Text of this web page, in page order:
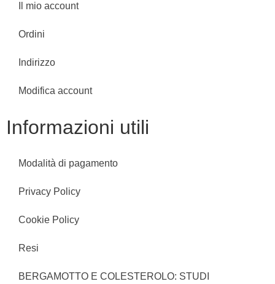
Il mio account
Ordini
Indirizzo
Modifica account
Informazioni utili
Modalità di pagamento
Privacy Policy
Cookie Policy
Resi
BERGAMOTTO E COLESTEROLO: STUDI